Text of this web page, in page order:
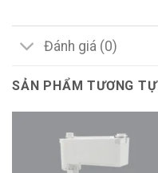
Đánh giá (0)
SẢN PHẨM TƯƠNG TỰ